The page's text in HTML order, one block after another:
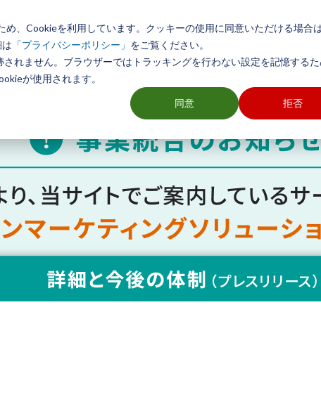
、Cookieを利用しています。クッキーの使用に同意いただける場合
「プライバシーポリシー」 をご覧ください。
れません。ブラウザーではトラッキングを行わない設定を記憶するた
が使用されます。
同意 拒否
初めての方へ 製品とサービス 導入事例 活用方